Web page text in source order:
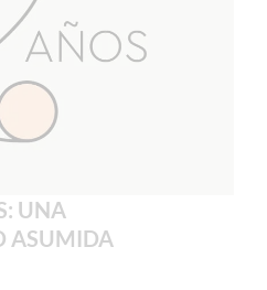
UNA
ASUMIDA